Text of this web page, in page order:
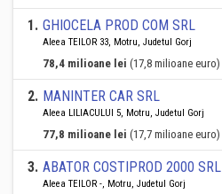
1. GHIOCELA PROD COM SRL
Aleea TEILOR 33, Motru, Judetul Gorj
78,4 milioane lei (17,8 milioane euro)
2. MANINTER CAR SRL
Aleea LILIACULUI 5, Motru, Judetul Gorj
77,8 milioane lei (17,7 milioane euro)
3. ABATOR COSTIPROD 2000 SRL
Aleea TEILOR -, Motru, Judetul Gorj